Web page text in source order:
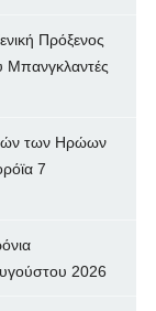
Πρόξενος
Μπανγκλαντές
των Ηρώων
7
2026